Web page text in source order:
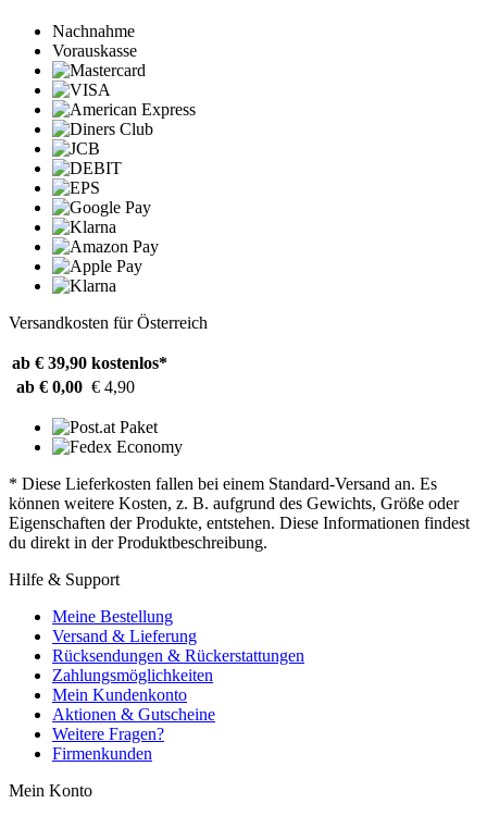
Nachnahme
Vorauskasse
Versandkosten für Österreich
ab € 39,90 kostenlos*
ab € 0,00 € 4,90
* Diese Lieferkosten fallen bei einem Standard-Versand an. Es
können weitere Kosten, z. B. aufgrund des Gewichts, Größe oder
Eigenschaften der Produkte, entstehen. Diese Informationen findest
du direkt in der Produktbeschreibung.
Hilfe & Support
Meine Bestellung
Versand & Lieferung
Rücksendungen & Rückerstattungen
Zahlungsmöglichkeiten
Mein Kundenkonto
Aktionen & Gutscheine
Weitere Fragen?
Firmenkunden
Mein Konto